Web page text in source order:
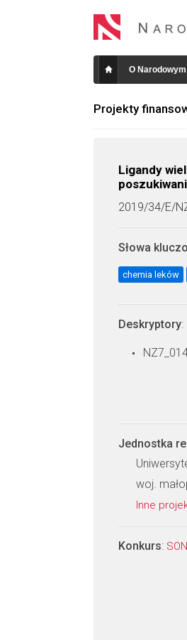
O
Projekty
Ligandy
2019/34/E/
Słowa
chemia leków
Deskryptory:
Jednostka
woj.
Inne
Konkurs: